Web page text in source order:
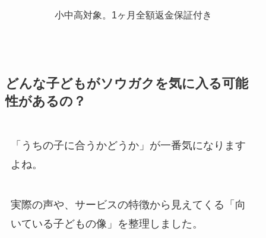
小中高対象。1ヶ月全額返金保証付き
どんな子どもがソウガクを気に入る可能
性があるの？
「うちの子に合うかどうか」が一番気になります
よね。
実際の声や、サービスの特徴から見えてくる「向
いている子どもの像」を整理しました。